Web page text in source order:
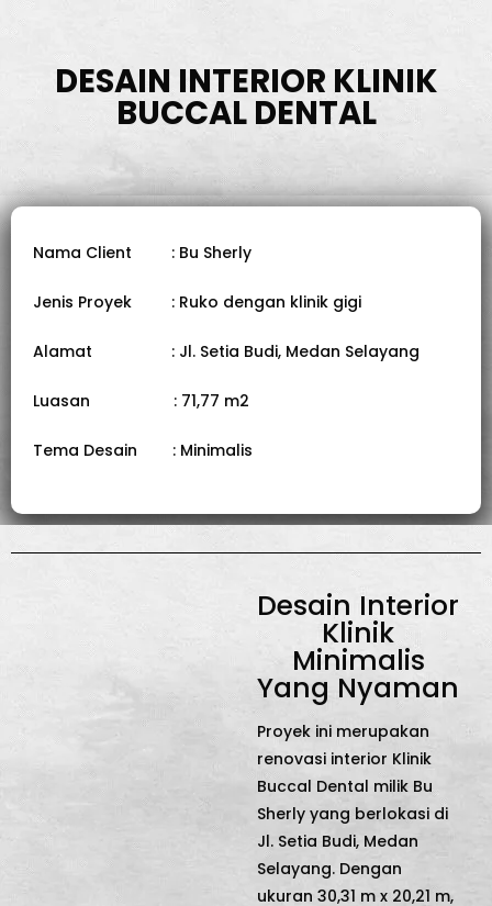
DESAIN INTERIOR KLINIK
BUCCAL DENTAL
Nama Client : Bu Sherly
Jenis Proyek : Ruko dengan klinik gigi
Alamat : Jl. Setia Budi, Medan Selayang
Luasan : 71,77 m2
Tema Desain : Minimalis
Desain Interior
Klinik
Minimalis
Yang Nyaman
Proyek ini merupakan
renovasi interior Klinik
Buccal Dental milik Bu
Sherly yang berlokasi di
Jl. Setia Budi, Medan
Selayang. Dengan
ukuran 30,31 m x 20,21 m,